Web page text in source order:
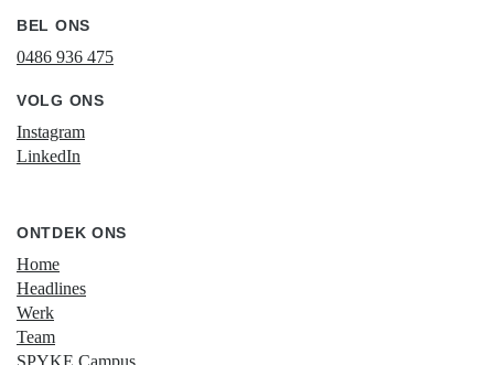
BEL ONS
0486 936 475
VOLG ONS
Instagram
LinkedIn
ONTDEK ONS
Home
Headlines
Werk
Team
SPYKE Campus